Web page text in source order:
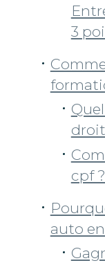
3
cpf ?
auto